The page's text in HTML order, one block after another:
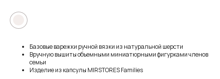
●
Базовые варежки ручной вязки из натуральной шерсти
Вручную вышиты объемными миниатюрными фигурками членов
семьи
Изделие из капсулы MIRSTORES Families